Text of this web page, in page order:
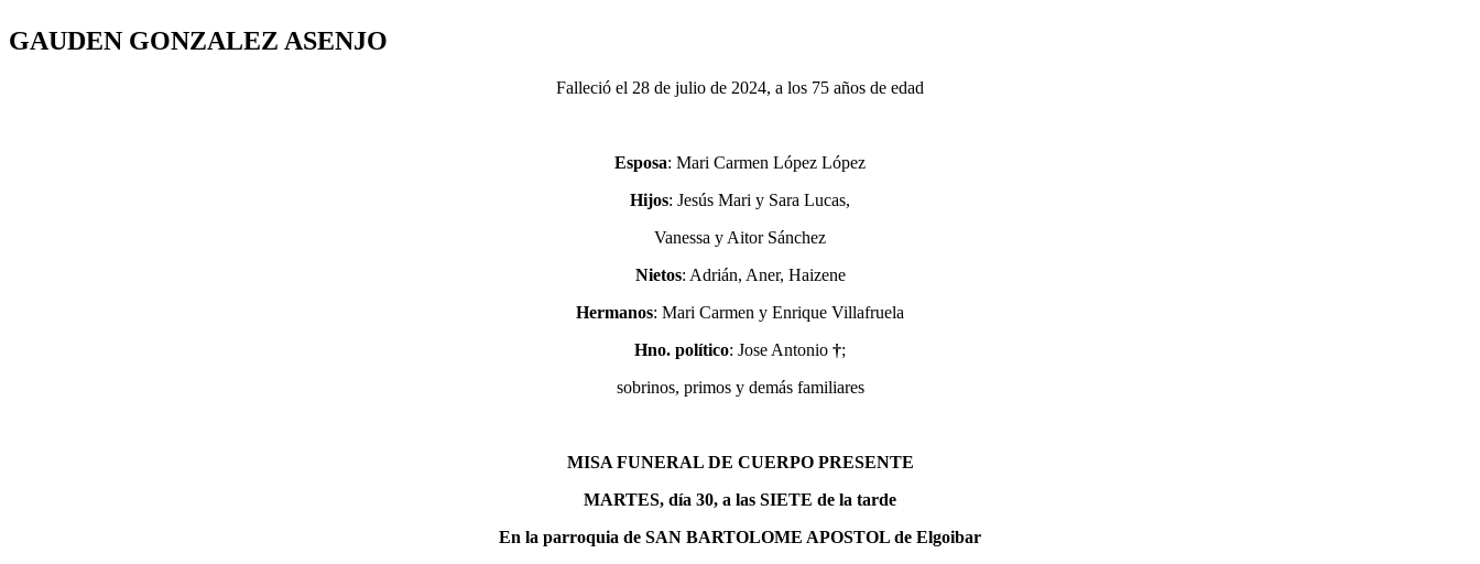
GAUDEN GONZALEZ ASENJO
Falleció el 28 de julio de 2024, a los 75 años de edad
Esposa: Mari Carmen López López
Hijos: Jesús Mari y Sara Lucas,
Vanessa y Aitor Sánchez
Nietos: Adrián, Aner, Haizene
Hermanos: Mari Carmen y Enrique Villafruela
Hno. político: Jose Antonio †;
sobrinos, primos y demás familiares
MISA FUNERAL DE CUERPO PRESENTE
MARTES, día 30, a las SIETE de la tarde
En la parroquia de SAN BARTOLOME APOSTOL de Elgoibar